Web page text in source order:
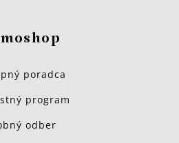
poradca
program
odber